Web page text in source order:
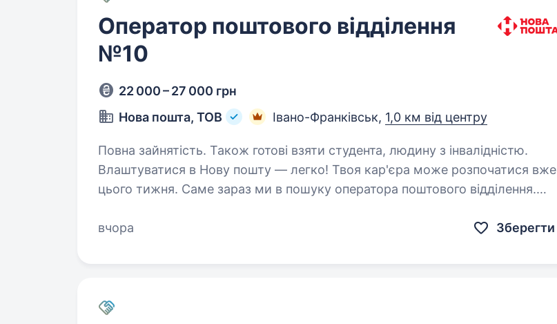
Оператор поштового відділення
№10
22 000 – 27 000 грн
Нова пошта, ТОВ
Івано-Франківськ, 1,0 км від центру
Повна зайнятість. Також готові взяти студента, людину з інвалідністю.
Влаштуватися в Нову пошту — легко! Твоя кар'єра може розпочатися вже
цього тижня. Саме зараз ми в пошуку оператора поштового відділення.
на…
вчора Зберегти